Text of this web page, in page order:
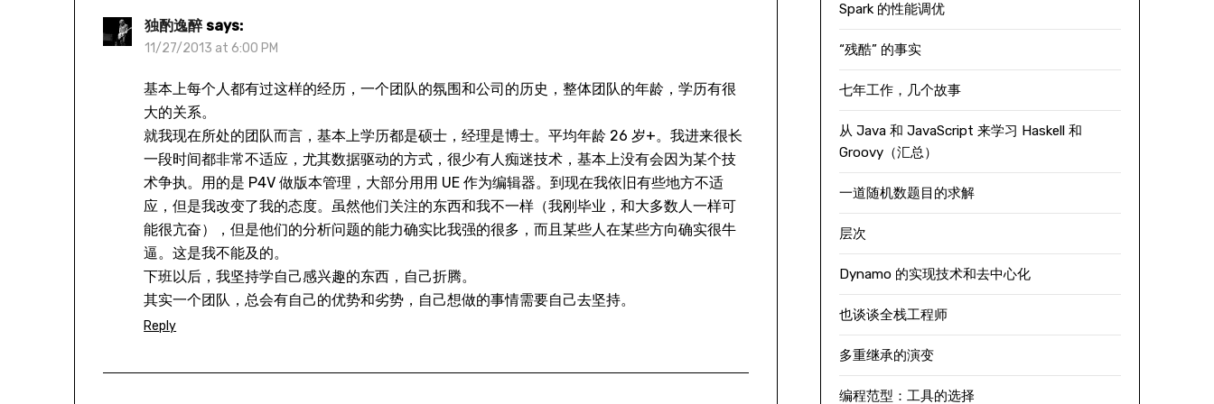
独酌逸醉 says:
11/27/2013 at 6:00 PM
基本上每个人都有过这样的经历，一个团队的氛围和公司的历史，整体团队的年龄，学历有很
大的关系。
就我现在所处的团队而言，基本上学历都是硕士，经理是博士。平均年龄 26 岁+。我进来很长
一段时间都非常不适应，尤其数据驱动的方式，很少有人痴迷技术，基本上没有会因为某个技
术争执。用的是 P4V 做版本管理，大部分用用 UE 作为编辑器。到现在我依旧有些地方不适
应，但是我改变了我的态度。虽然他们关注的东西和我不一样（我刚毕业，和大多数人一样可
能很亢奋），但是他们的分析问题的能力确实比我强的很多，而且某些人在某些方向确实很牛
逼。这是我不能及的。
下班以后，我坚持学自己感兴趣的东西，自己折腾。
其实一个团队，总会有自己的优势和劣势，自己想做的事情需要自己去坚持。
Reply
Spark 的性能调优
“残酷” 的事实
七年工作，几个故事
从 Java 和 JavaScript 来学习 Haskell 和
Groovy（汇总）
一道随机数题目的求解
层次
Dynamo 的实现技术和去中心化
也谈谈全栈工程师
多重继承的演变
编程范型：工具的选择